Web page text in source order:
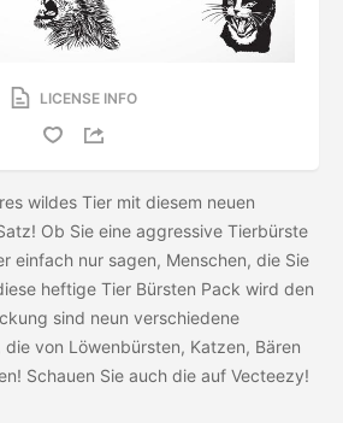
LICENSE INFO
wildes Tier mit diesem neuen
Ob Sie eine aggressive Tierbürste
einfach nur sagen, Menschen, die Sie
heftige Tier Bürsten Pack wird den
sind neun verschiedene
von Löwenbürsten, Katzen, Bären
Schauen Sie auch die auf Vecteezy!